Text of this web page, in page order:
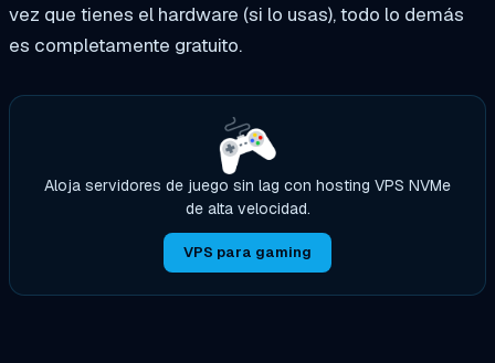
vez que tienes el hardware (si lo usas), todo lo demás
es completamente gratuito.
Aloja servidores de juego sin lag con hosting VPS NVMe
de alta velocidad.
VPS para gaming